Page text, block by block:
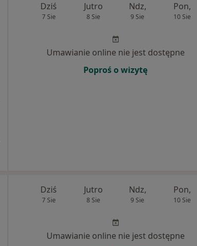
Dziś
7 Sie
Jutro
8 Sie
Ndz,
9 Sie
Pon,
10 Sie
Umawianie online nie jest dostępne
Poproś o wizytę
Dziś
7 Sie
Jutro
8 Sie
Ndz,
9 Sie
Pon,
10 Sie
Umawianie online nie jest dostępne